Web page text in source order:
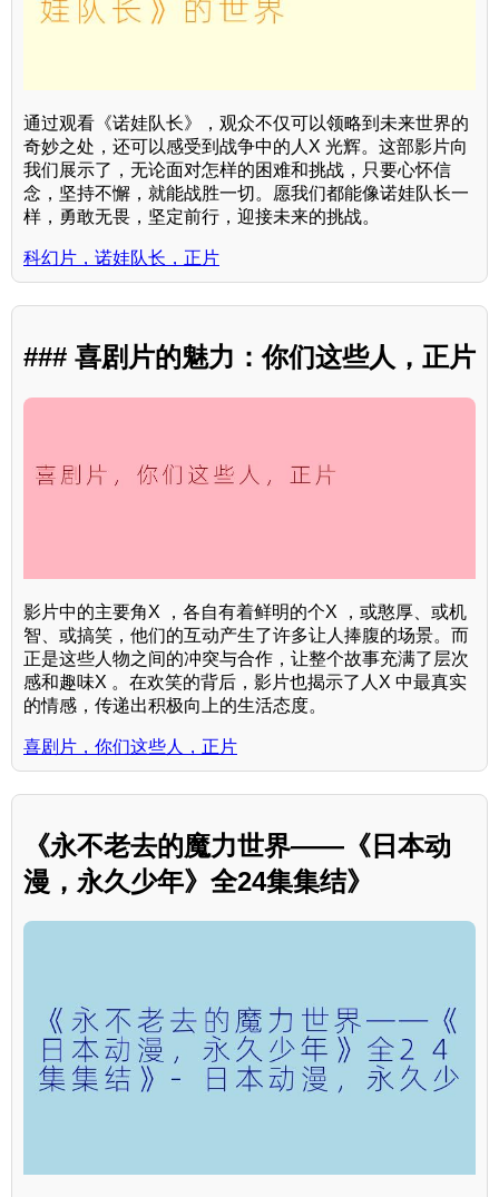
通过观看《诺娃队长》，观众不仅可以领略到未来世界的
奇妙之处，还可以感受到战争中的人X 光辉。这部影片向
我们展示了，无论面对怎样的困难和挑战，只要心怀信
念，坚持不懈，就能战胜一切。愿我们都能像诺娃队长一
样，勇敢无畏，坚定前行，迎接未来的挑战。
科幻片，诺娃队长，正片
### 喜剧片的魅力：你们这些人，正片
影片中的主要角X ，各自有着鲜明的个X ，或憨厚、或机
智、或搞笑，他们的互动产生了许多让人捧腹的场景。而
正是这些人物之间的冲突与合作，让整个故事充满了层次
感和趣味X 。在欢笑的背后，影片也揭示了人X 中最真实
的情感，传递出积极向上的生活态度。
喜剧片，你们这些人，正片
《永不老去的魔力世界——《日本动
漫，永久少年》全24集集结》